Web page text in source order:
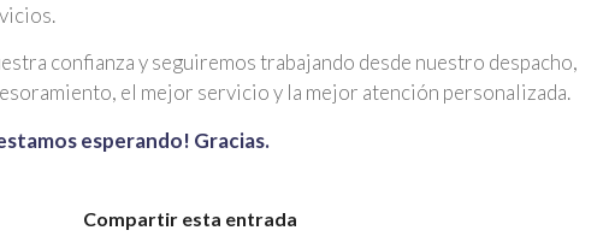
confianza y seguiremos trabajando desde nuestro despacho,
el mejor servicio y la mejor atención personalizada.
esperando! Gracias.
Compartir esta entrada